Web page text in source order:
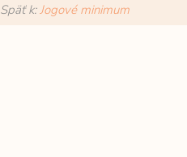
Späť k:Jogové minimum